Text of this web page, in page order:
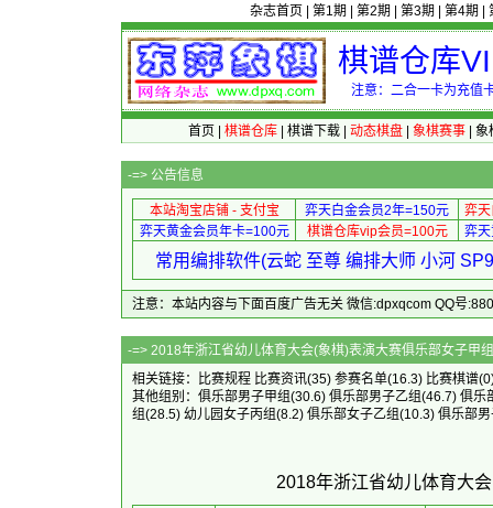
杂志首页 第1期 第2期 第3期 第4期
棋谱仓库
注意：二合一卡为充值
首页 棋谱仓库| 棋谱下载| 动态棋盘| 象棋赛事| 象
-=> 公告信息
本站淘宝店铺 - 支付宝 弈天白金会员2年=150元
弈
弈天黄金会员年卡=100元
棋谱仓库vip会员=100元 弈
常用编排软件(云蛇 至尊 编排大师 小河
注意：本站内容与下面百度广告无关 微信:dpxqcom QQ号
-=> 2018年浙江省幼儿体育大会(象棋)
相关链接：
比赛规程 比赛资讯(35) 参赛名单(16.3) 比赛棋谱
其他组别： 俱乐部男子甲组(30.6) 俱乐部男子乙组(46.7) 俱乐
组(28.5) 幼儿园女子丙组(8.2) 俱乐部女子乙组(10.3) 俱乐部
2018年浙江省幼儿体育大